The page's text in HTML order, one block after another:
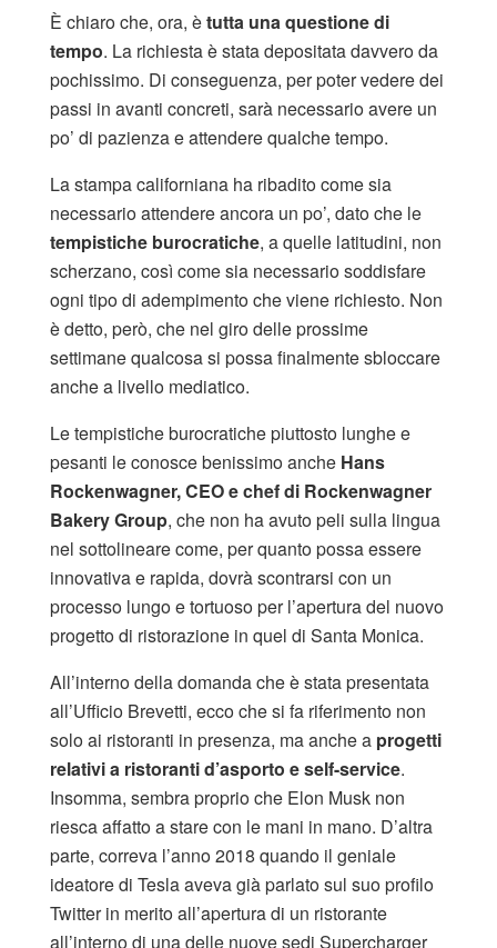
È chiaro che, ora, ètutta una questione di
tempo. La richiesta è stata depositata davvero da
pochissimo. Di conseguenza, per poter vedere dei
passi in avanti concreti, sarà necessario avere un
po’ di pazienza e attendere qualche tempo.
La stampa californiana ha ribadito come sia
necessario attendere ancora un po’, dato che le
tempistiche burocratiche, a quelle latitudini, non
scherzano, così come sia necessario soddisfare
ogni tipo di adempimento che viene richiesto. Non
è detto, però, che nel giro delle prossime
settimane qualcosa si possa finalmente sbloccare
anche a livello mediatico.
Le tempistiche burocratiche piuttosto lunghe e
pesanti le conosce benissimo anche Hans
Rockenwagner, CEO e chef di Rockenwagner
Bakery Group, che non ha avuto peli sulla lingua
nel sottolineare come, per quanto possa essere
innovativa e rapida, dovrà scontrarsi con un
processo lungo e tortuoso per l’apertura del nuovo
progetto di ristorazione in quel di Santa Monica.
All’interno della domanda che è stata presentata
all’Ufficio Brevetti, ecco che si fa riferimento non
solo ai ristoranti in presenza, ma anche a progetti
relativi a ristoranti d’asporto e self-service.
Insomma, sembra proprio che Elon Musk non
riesca affatto a stare con le mani in mano. D’altra
parte, correva l’anno 2018 quando il geniale
ideatore di Tesla aveva già parlato sul suo profilo
Twitter in merito all’apertura di un ristorante
all’interno di una delle nuove sedi Supercharger